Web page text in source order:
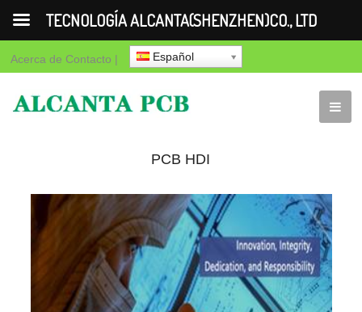
Acerca de Contacto | Español
PCB HDI
TECNOLOGÍA ALCANTA(SHENZHEN)CO., LTD